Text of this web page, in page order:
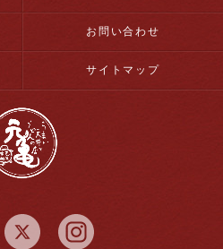
お問い合わせ
サイトマップ